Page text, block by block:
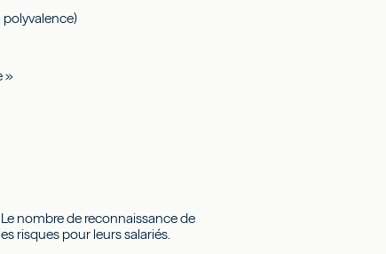
polyvalence)
»
nombre de reconnaissance de
risques pour leurs salariés.